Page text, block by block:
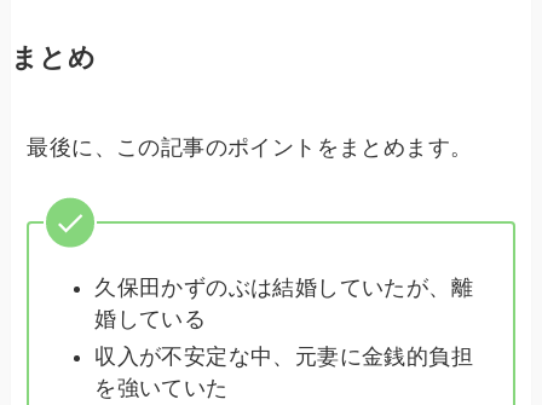
まとめ
最後に、この記事のポイントをまとめます。
久保田かずのぶは結婚していたが、離
婚している
収入が不安定な中、元妻に金銭的負担
を強いていた